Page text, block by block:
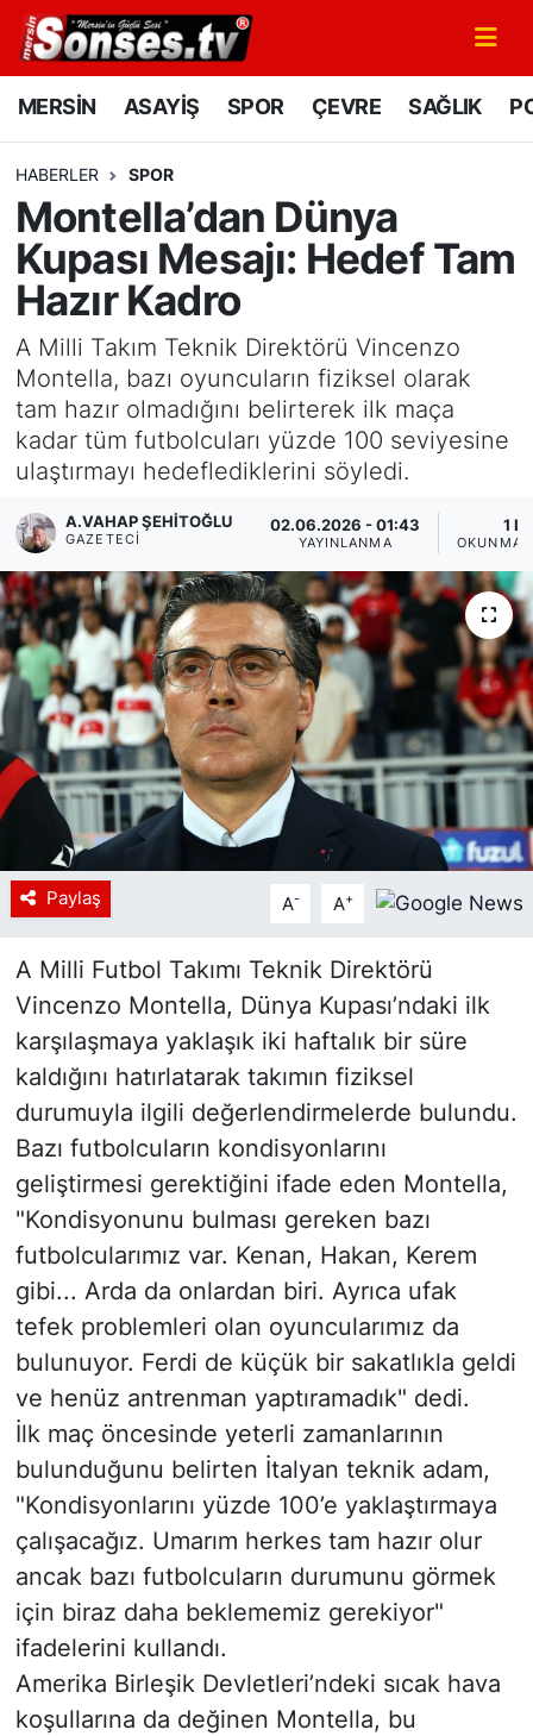
MERSİN ASAYİŞ SPOR ÇEVRE SAĞLIK
HABERLER SPOR
Montella’dan Dünya
Kupası Mesajı: Hedef Tam
Hazır Kadro
A Milli Takım Teknik Direktörü Vincenzo
Montella, bazı oyuncuların fiziksel olarak
tam hazır olmadığını belirterek ilk maça
kadar tüm futbolcuları yüzde 100 seviyesine
ulaştırmayı hedeflediklerini söyledi.
A.VAHAP ŞEHITOĞLU
GAZETECI
02.06.2026 - 01:43
YAYINLANMA
1
OKUNMA
Paylaş A- A+
A Milli Futbol Takımı Teknik Direktörü
Vincenzo Montella, Dünya Kupası’ndaki ilk
karşılaşmaya yaklaşık iki haftalık bir süre
kaldığını hatırlatarak takımın fiziksel
durumuyla ilgili değerlendirmelerde bulundu.
Bazı futbolcuların kondisyonlarını
geliştirmesi gerektiğini ifade eden Montella,
"Kondisyonunu bulması gereken bazı
futbolcularımız var. Kenan, Hakan, Kerem
gibi... Arda da onlardan biri. Ayrıca ufak
tefek problemleri olan oyuncularımız da
bulunuyor. Ferdi de küçük bir sakatlıkla geldi
ve henüz antrenman yaptıramadık" dedi.
İlk maç öncesinde yeterli zamanlarının
bulunduğunu belirten İtalyan teknik adam,
"Kondisyonlarını yüzde 100’e yaklaştırmaya
çalışacağız. Umarım herkes tam hazır olur
ancak bazı futbolcuların durumunu görmek
için biraz daha beklememiz gerekiyor"
ifadelerini kullandı.
Amerika Birleşik Devletleri’ndeki sıcak hava
koşullarına da değinen Montella, bu
MERSİN
SPOR
GÜNÜN MANŞETİ
DÜNYA
KÜLTÜR - SANAT
MAGAZİN
SAĞLIK
Siyaset
YEREL HABER
Haberde insan
Tanıtım
Mersin Nöbetçi Eczaneler
Mersin Namaz Vakitleri
Mersin Trafik Yoğunluk Haritası
Süper Lig Puan Durumu ve Fikstür
Tüm Manşetler
Son Dakika Haberleri
Haber Arşivi